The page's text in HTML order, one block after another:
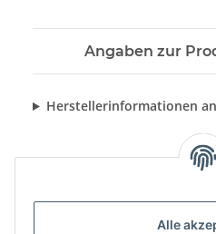
Alle
Angaben zur
Herstellerinformationen